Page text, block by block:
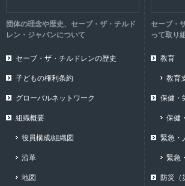
団体の理念や歴史、セーブ・ザ・チルド
レン・ジャパンについて
セーブ・ザ・チルドレンの歴史
子どもの権利条約
グローバルネットワーク
組織概要
役員構成/組織図
沿革
地図
セーブ・
って取り
教育
教育
保健・
保健
緊急・
緊急
防災（